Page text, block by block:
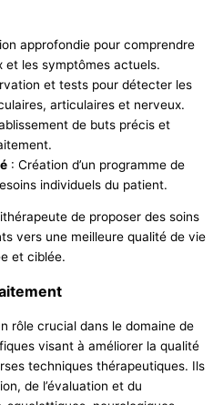
approfondie pour comprendre
et les symptômes actuels.
et tests pour détecter les
articulaires et nerveux.
de buts précis et
: Création d’un programme de
individuels du patient.
de proposer des soins
vers une meilleure qualité de vie
et ciblée.
rôle crucial dans le domaine de
visant à améliorer la qualité
techniques thérapeutiques. Ils
de l’évaluation et du